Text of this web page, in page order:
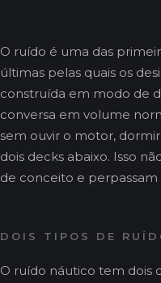
O ruído é uma das
últimas pelas quais os
construída em modo de
conversa em volume
sem ouvir o motor,
dois decks abaixo. Isso
de conceito e
DOIS TIPOS DE
O ruído náutico tem dois